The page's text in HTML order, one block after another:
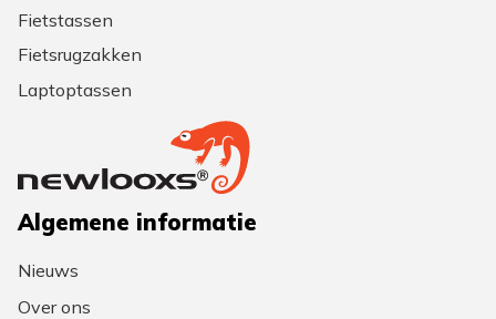
Fietstassen
Fietsrugzakken
Laptoptassen
Algemene informatie
Nieuws
Over ons